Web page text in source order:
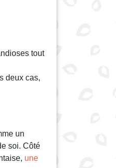
tout
deux cas,
un
soi. Côté
une